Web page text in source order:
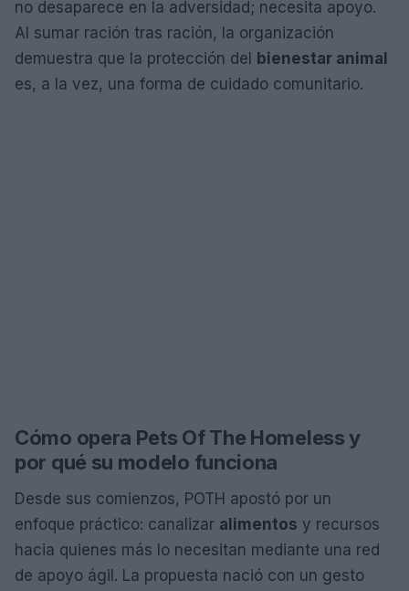
no desaparece en la adversidad; necesita apoyo.
Al sumar ración tras ración, la organización
demuestra que la protección del
bienestar animal
es, a la vez, una forma de cuidado comunitario.
Cómo opera Pets Of The Homeless y
por qué su modelo funciona
Desde sus comienzos, POTH apostó por un
enfoque práctico: canalizar alimentos y recursos
hacia quienes más lo necesitan mediante una red
de apoyo ágil. La propuesta nació con un gesto